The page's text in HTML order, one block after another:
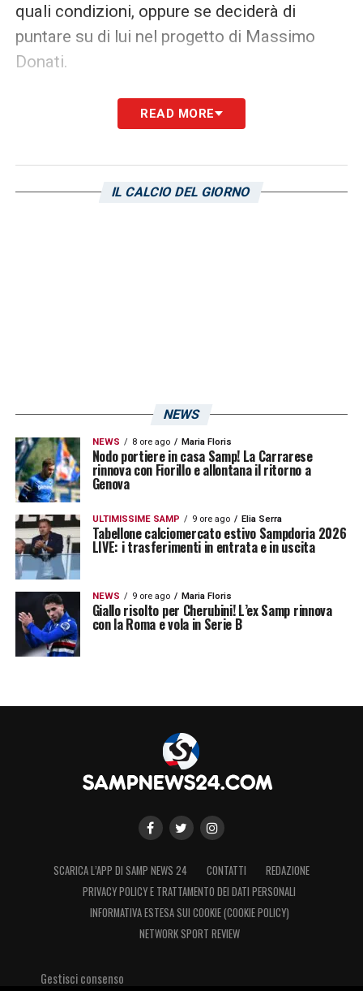
quali condizioni, oppure se deciderà di
puntare su di lui nel progetto di Massimo
Donati.
LA PLAYLIST DELLE NOSTRE TOP NEWS
READ MORE
IL CALCIO DEL GIORNO
NEWS
NEWS 8 ore ago Maria Floris
Nodo portiere in casa Samp! La Carrarese
rinnova con Fiorillo e allontana il ritorno a
Genova
ULTIMISSIME SAMP 9 ore ago Elia Serra
Tabellone calciomercato estivo Sampdoria 2026
LIVE: i trasferimenti in entrata e in uscita
NEWS 9 ore ago Maria Floris
Giallo risolto per Cherubini! L’ex Samp rinnova
con la Roma e vola in Serie B
SCARICA L’APP DI SAMP NEWS 24 CONTATTI
REDAZIONE
PRIVACY POLICY E TRATTAMENTO DEI DATI PERSONALI
INFORMATIVA ESTESA SUI COOKIE (COOKIE POLICY)
NETWORK SPORT REVIEW
Gestisci consenso